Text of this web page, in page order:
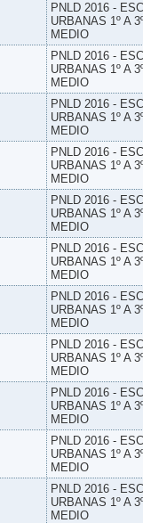
PNLD 2016 -
URBANAS 1º A
MEDIO
PNLD 2016 -
URBANAS 1º A
MEDIO
PNLD 2016 -
URBANAS 1º A
MEDIO
PNLD 2016 -
URBANAS 1º A
MEDIO
PNLD 2016 -
URBANAS 1º A
MEDIO
PNLD 2016 -
URBANAS 1º A
MEDIO
PNLD 2016 -
URBANAS 1º A
MEDIO
PNLD 2016 -
URBANAS 1º A
MEDIO
PNLD 2016 -
URBANAS 1º A
MEDIO
PNLD 2016 -
URBANAS 1º A
MEDIO
PNLD 2016 -
URBANAS 1º A
MEDIO